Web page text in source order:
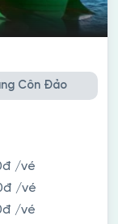
Côn Đảo
/vé
/vé
/vé